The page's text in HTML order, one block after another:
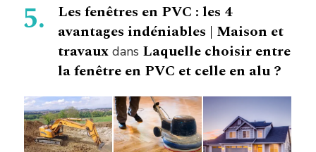
Les fenêtres en PVC : les 4
avantages indéniables | Maison et
travaux dans Laquelle choisir entre
la fenêtre en PVC et celle en alu ?